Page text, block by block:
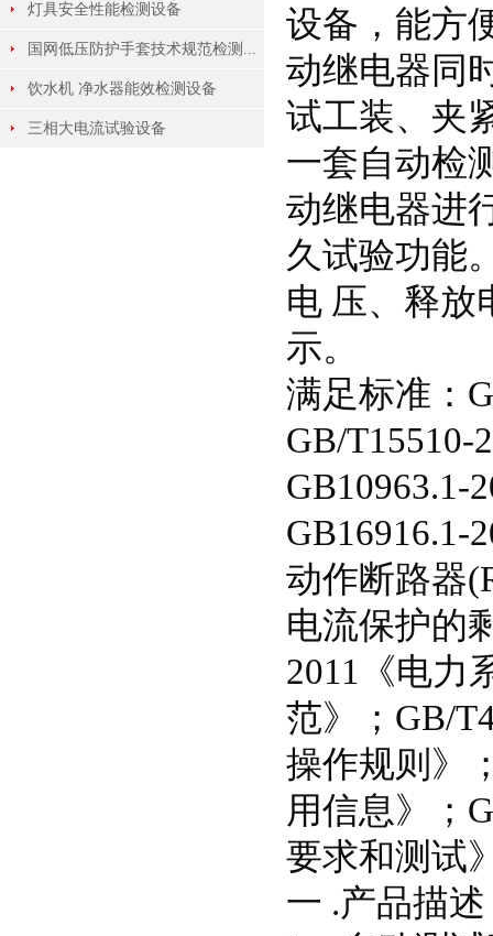
灯具安全性能检测设备
国网低压防护手套技术规范检测...
饮水机 净水器能效检测设备
三相大电流试验设备
设备，能方
动继电器同
试工装、夹
一套自动检
动继电器进
久试验功能
电 压、释放
示。
满足标准：
GB/T15510-
GB10963.1-
GB16916.1-
动作断路器
电流保护的
2011《电力
范》；GB/
操作规则》
用信息》；
要求和测试
一 .产品描